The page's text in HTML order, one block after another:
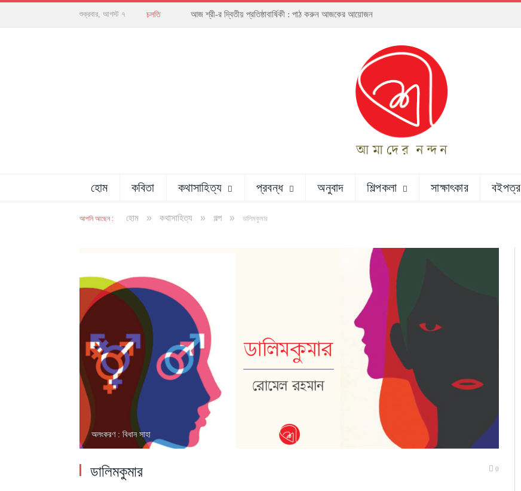
শুক্রবার, আগস্ট ৭ চলতি আজ শ্রী-র দ্বিতীয় প্রতিষ্ঠাবার্ষিকী : পাঠ করুন আজকের আয়োজন
হোম কবিতা কথাসাহিত্য প্রবন্ধ অনুবাদ শিল্পকলা সাক্ষাৎকার বইপত্র
আপনি আছেন : হোম » কথাসাহিত্য » গল্প » ডালিমকুমার
অলংকরণ : বিধান সাহা
ডালিমকুমার 0